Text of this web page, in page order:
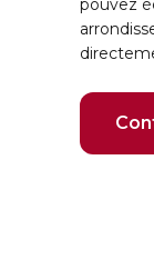
pouvez